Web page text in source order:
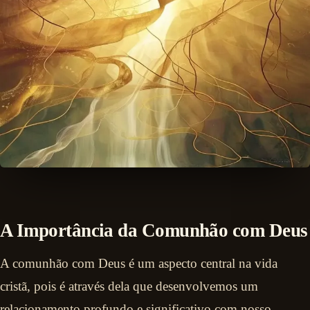
A Importância da Comunhão com Deus
A comunhão com Deus é um aspecto central na vida
cristã, pois é através dela que desenvolvemos um